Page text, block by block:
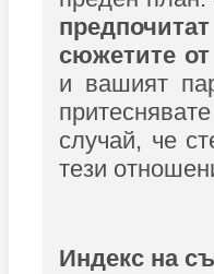
сюжетите
и вашият
случай, че
тези
Индекс на